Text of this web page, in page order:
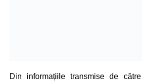
Din informațiile transmise de